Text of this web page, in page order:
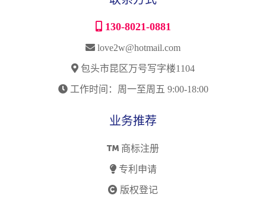
130-8021-0881
love2w@hotmail.com
包头市昆区万号写字楼1104
工作时间：周一至周五 9:00-18:00
业务推荐
商标注册
专利申请
版权登记